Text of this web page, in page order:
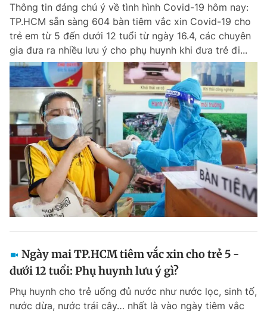
Thông tin đáng chú ý về tình hình Covid-19 hôm nay:
TP.HCM sẵn sàng 604 bàn tiêm vắc xin Covid-19 cho
trẻ em từ 5 đến dưới 12 tuổi từ ngày 16.4, các chuyên
gia đưa ra nhiều lưu ý cho phụ huynh khi đưa trẻ đi...
Ngày mai TP.HCM tiêm vắc xin cho trẻ 5 -
dưới 12 tuổi: Phụ huynh lưu ý gì?
Phụ huynh cho trẻ uống đủ nước như nước lọc, sinh tố,
nước dừa, nước trái cây… nhất là vào ngày tiêm vắc